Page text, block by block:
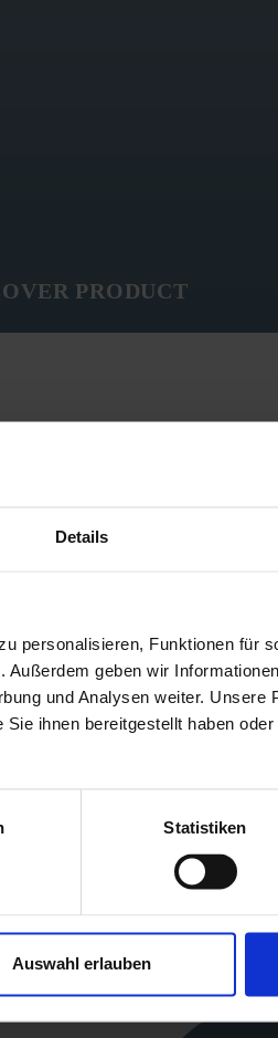
Details
personalisieren, Funktionen für
geben wir
und Analysen weiter. Unsere
ihnen bereitgestellt haben
Statistiken
Auswahl erlauben
PRODUCT
a lock (Artikelnummer: